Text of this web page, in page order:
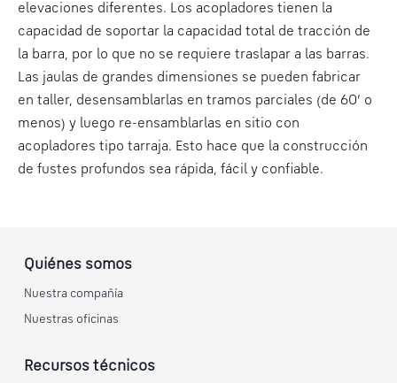
elevaciones diferentes. Los acopladores tienen la
capacidad de soportar la capacidad total de tracción de
la barra, por lo que no se requiere traslapar a las barras.
Las jaulas de grandes dimensiones se pueden fabricar
en taller, desensamblarlas en tramos parciales (de 60’ o
menos) y luego re-ensamblarlas en sitio con
acopladores tipo tarraja. Esto hace que la construcción
de fustes profundos sea rápida, fácil y confiable.
Quiénes somos
Nuestra compañía
Nuestras oficinas
Recursos técnicos